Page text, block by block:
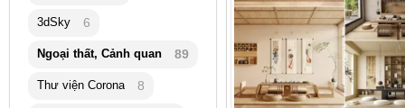
3dSky 6
Ngoại thất, Cảnh quan 89
Thư viện Corona 8